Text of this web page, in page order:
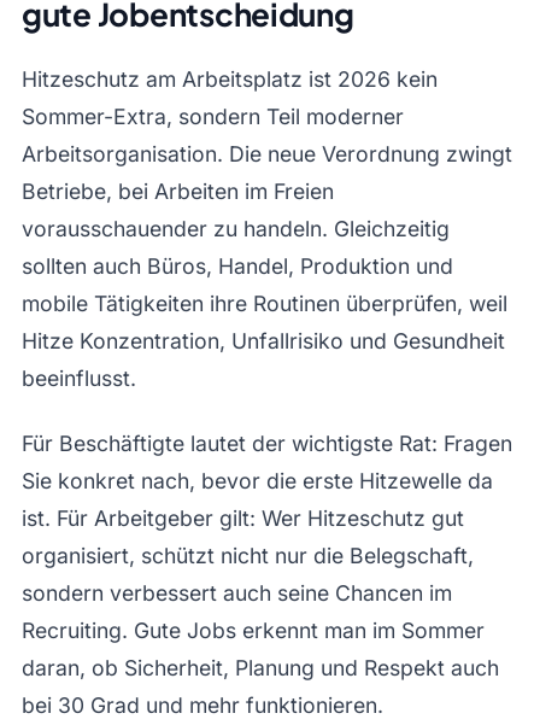
gute Jobentscheidung
Hitzeschutz am Arbeitsplatz ist 2026 kein
Sommer-Extra, sondern Teil moderner
Arbeitsorganisation. Die neue Verordnung zwingt
Betriebe, bei Arbeiten im Freien
vorausschauender zu handeln. Gleichzeitig
sollten auch Büros, Handel, Produktion und
mobile Tätigkeiten ihre Routinen überprüfen, weil
Hitze Konzentration, Unfallrisiko und Gesundheit
beeinflusst.
Für Beschäftigte lautet der wichtigste Rat: Fragen
Sie konkret nach, bevor die erste Hitzewelle da
ist. Für Arbeitgeber gilt: Wer Hitzeschutz gut
organisiert, schützt nicht nur die Belegschaft,
sondern verbessert auch seine Chancen im
Recruiting. Gute Jobs erkennt man im Sommer
daran, ob Sicherheit, Planung und Respekt auch
bei 30 Grad und mehr funktionieren.